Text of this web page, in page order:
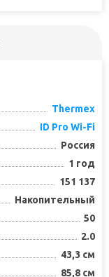
Thermex
ID Pro Wi-Fi
Россия
1 год
151 137
Накопительный
50
2.0
43,3 см
85,8 см